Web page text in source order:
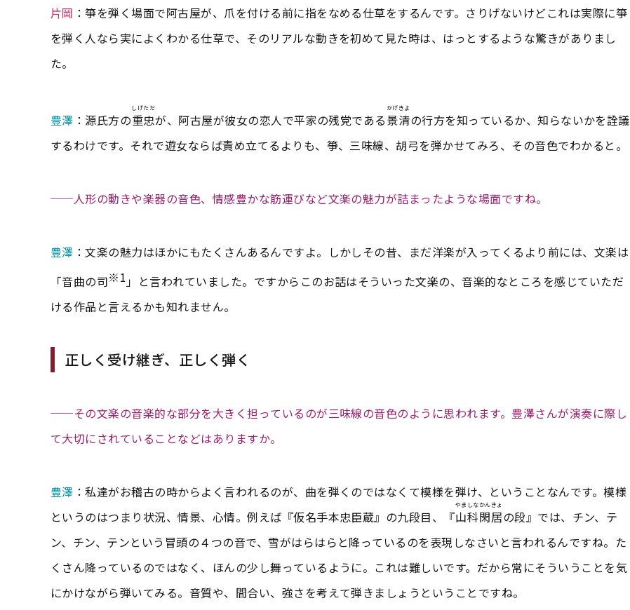
片岡 ：箏を弾く場面で阿古屋が、爪を付ける前に指をなめる仕草をするんです。さりげないけどこれは実際に箏
を弾く人なら実によくわかる仕草で、そのリアルな動きを初めて見た時は、はっとするような驚きがありまし
た。
豊澤 ：源氏方の重忠
しげただ
が、阿古屋が彼女の恋人で平家の残党である景清
かげきよ
の行方を知っているか、知らないかを詮議
するわけです。それで遊女ならば責め立てるよりも、箏、三味線、胡弓を弾かせてみろ、その音色でわかると。
──人形の動きや楽器の音色、情感豊かな筋運びなど文楽の魅力が詰まったような場面ですね。
豊澤 ：文楽の魅力はほかにもたくさんあるんですよ。しかしその昔、まだ洋楽が入ってくるより前には、文楽は
「音曲の司※1」と言われていました。ですからこのお話はそういった文楽の、音楽的なところを感じていただ
ける作品と言えるかも知れません。
正しく受け継ぎ、正しく弾く
──その文楽の音楽的な部分を大きく担っているのが三味線の音色のように思われます。豊澤さんが演奏に際し
て大切にされていることなどはありますか。
豊澤 ：私達がお稽古の時からよく言われるのが、曲を弾くのではなくて模様を弾け、ということなんです。模様
というのはつまり状況、情景、心情。例えば『仮名手本忠臣蔵』の九段目、『山科閑居
やましなかんきょ
の段』では、チン、テ
ン、チン、テンという冒頭の４つの音で、雪がはらはらと降っているのを表現しなさいと言われるんですね。た
くさん降っているのではなく、ほんの少し舞っているように。これは難しいです。だから常にそういうことを気
にかけながら弾いてみる。音質や、間合い、強さを考えて弾きましょうということですね。